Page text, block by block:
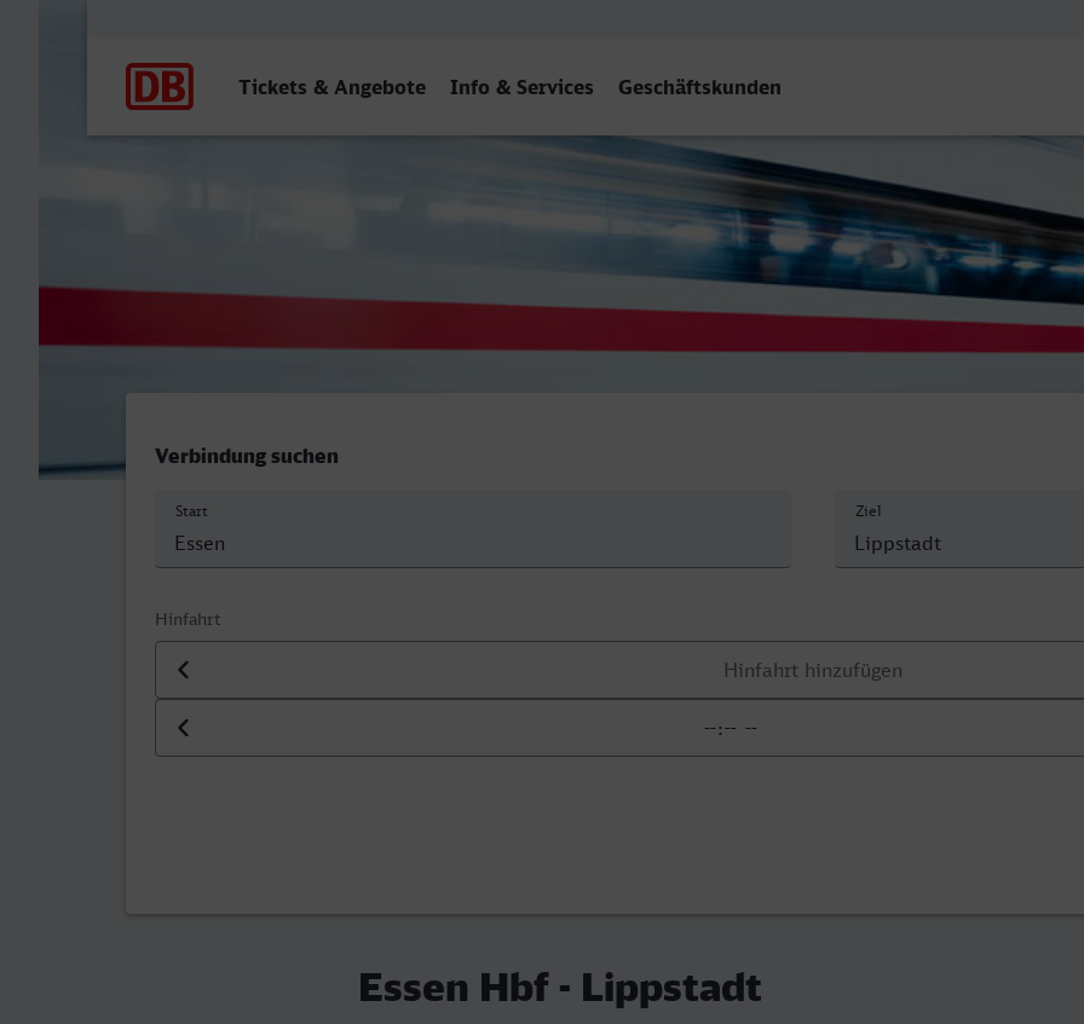
Tickets & Angebote Info & Services Geschäftskunden
Verbindung suchen
Start Ziel
Hinfahrt
Datum der Hinfahrt
Uhrzeit der Hinfahrt
Essen Hbf - Lippstadt